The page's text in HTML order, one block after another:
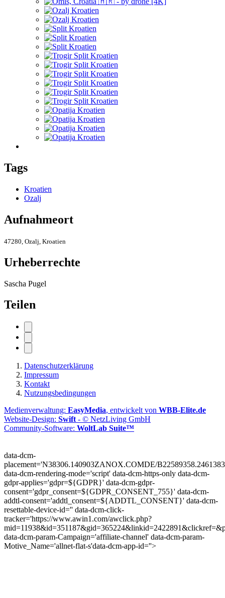
Tags
Kroatien
Ozalj
Aufnahmeort
47280, Ozalj, Kroatien
Urheberrechte
Sascha Pugel
Teilen
Datenschutzerklärung
Impressum
Kontakt
Nutzungsbedingungen
Medienverwaltung: EasyMedia, entwickelt von WBB-Elite.de
Website-Design: Swift - © NetzLiving GmbH
Community-Software: WoltLab Suite™
data-dcm-
placement='N38306.140903ZANOX.COMDE/
data-dcm-rendering-mode='script' data-dcm-https-only data-dcm-
gdpr-applies='gdpr=${GDPR}' data-dcm-gdpr-
consent='gdpr_consent=${GDPR_CONSENT_755}' data-dcm-
addtl-consent='addtl_consent=${ADDTL_CONSENT}' data-dcm-
resettable-device-id='' data-dcm-click-
tracker='https://www.awin1.com/awclick.php?
data-dcm-param-Campaign='affiliate-channel' data-dcm-param-
Motive_Name='allnet-flat-s'data-dcm-app-id=''>